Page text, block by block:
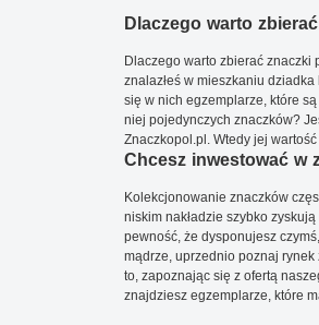
Dlaczego warto
Dlaczego warto zbierać znaczki
znalazłeś w mieszkaniu
się w nich egzemplarze, które
niej pojedynczych znaczków?
Znaczkopol.pl. Wtedy jej
Chcesz inwestować w
Kolekcjonowanie znaczków
niskim nakładzie szybko
pewność, że dysponujesz
mądrze, uprzednio poznaj
to, zapoznając się z ofertą
znajdziesz egzemplarze, które